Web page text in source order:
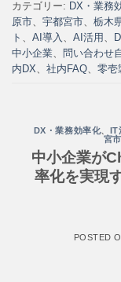
カテゴリー: DX・業務
原市
宇都宮市 栃木
ト
AI導入 AI活用
中小企業
問い合わせ
内DX
社内FAQ 零壱
DX・業務効率化、
宮市
中小企業が
率化を実現
POSTED